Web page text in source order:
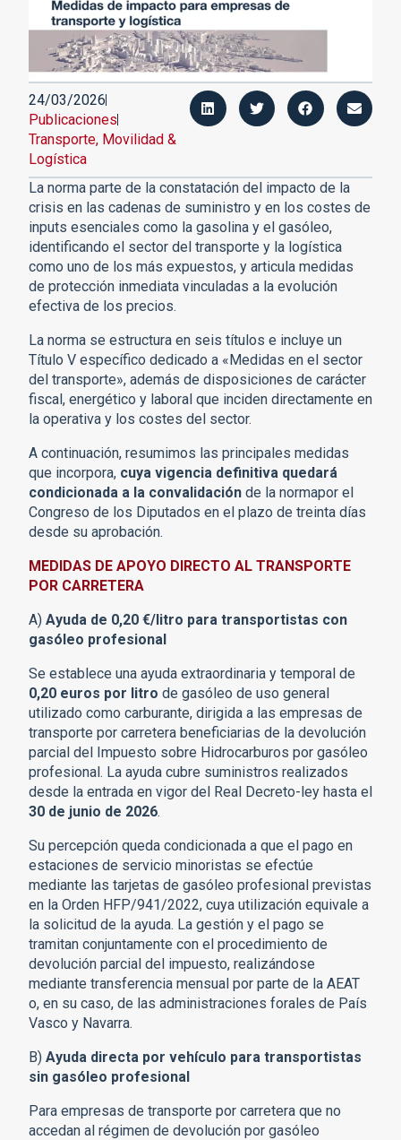
24/03/2026
Publicaciones
Transporte, Movilidad &
Logística
La norma parte de la constatación del impacto de la
crisis en las cadenas de suministro y en los costes de
inputs esenciales como la gasolina y el gasóleo,
identificando el sector del transporte y la logística
como uno de los más expuestos, y articula medidas
de protección inmediata vinculadas a la evolución
efectiva de los precios.
La norma se estructura en seis títulos e incluye un
Título V específico dedicado a «Medidas en el sector
del transporte», además de disposiciones de carácter
fiscal, energético y laboral que inciden directamente en
la operativa y los costes del sector.
A continuación, resumimos las principales medidas
que incorpora, cuya vigencia definitiva quedará
condicionada a la convalidación de la normapor el
Congreso de los Diputados en el plazo de treinta días
desde su aprobación.
MEDIDAS DE APOYO DIRECTO AL TRANSPORTE
POR CARRETERA
A) Ayuda de 0,20 €/litro para transportistas con
gasóleo profesional
Se establece una ayuda extraordinaria y temporal de
0,20 euros por litro de gasóleo de uso general
utilizado como carburante, dirigida a las empresas de
transporte por carretera beneficiarias de la devolución
parcial del Impuesto sobre Hidrocarburos por gasóleo
profesional. La ayuda cubre suministros realizados
desde la entrada en vigor del Real Decreto-ley hasta el
30 de junio de 2026.
Su percepción queda condicionada a que el pago en
estaciones de servicio minoristas se efectúe
mediante las tarjetas de gasóleo profesional previstas
en la Orden HFP/941/2022, cuya utilización equivale a
la solicitud de la ayuda. La gestión y el pago se
tramitan conjuntamente con el procedimiento de
devolución parcial del impuesto, realizándose
mediante transferencia mensual por parte de la AEAT
o, en su caso, de las administraciones forales de País
Vasco y Navarra.
B) Ayuda directa por vehículo para transportistas
sin gasóleo profesional
Para empresas de transporte por carretera que no
accedan al régimen de devolución por gasóleo